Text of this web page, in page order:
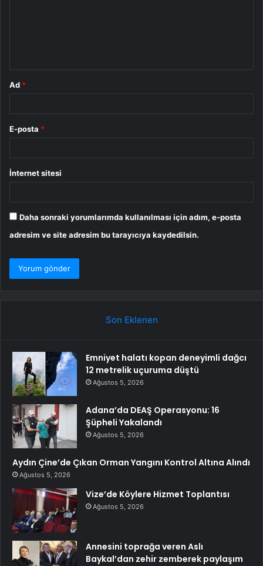
Ad *
E-posta *
İnternet sitesi
Daha sonraki yorumlarımda kullanılması için adım, e-posta
adresim ve site adresim bu tarayıcıya kaydedilsin.
Son Eklenen
Emniyet halatı kopan deneyimli dağcı
12 metrelik uçuruma düştü
Ağustos 5, 2026
Adana’da DEAŞ Operasyonu: 16
Şüpheli Yakalandı
Ağustos 5, 2026
Aydın Çine’de Çıkan Orman Yangını Kontrol Altına Alındı
Ağustos 5, 2026
Vize’de Köylere Hizmet Toplantısı
Ağustos 5, 2026
Annesini toprağa veren Aslı
Baykal’dan zehir zemberek paylaşım